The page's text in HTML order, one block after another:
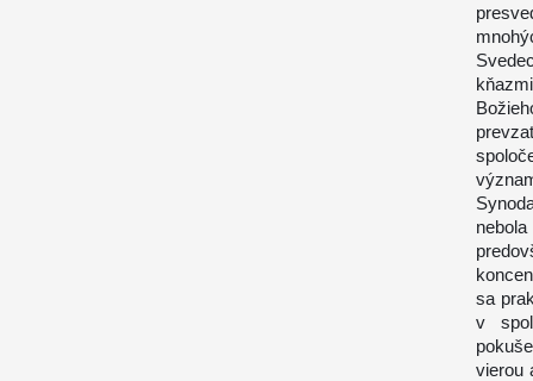
sa
v
vierou